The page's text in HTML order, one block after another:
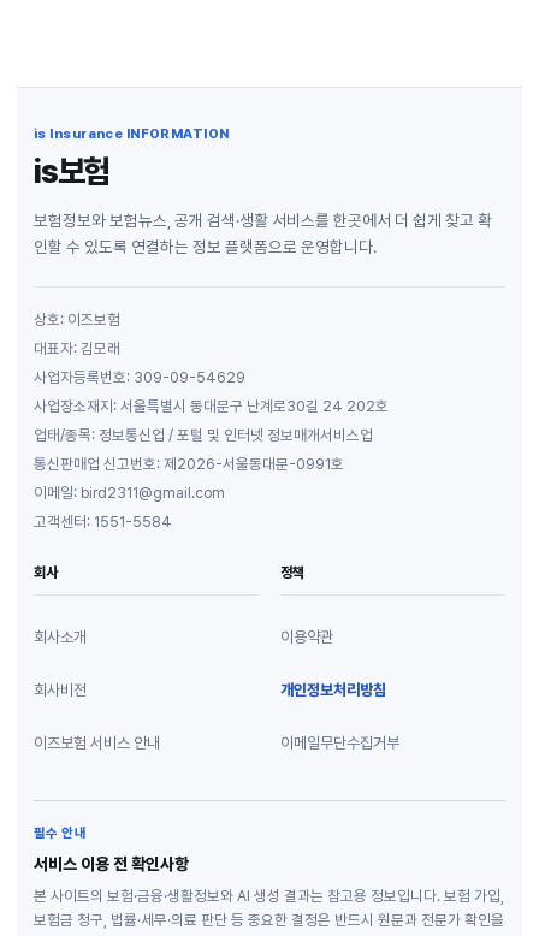
is Insurance INFORMATION
is보험
보험정보와 보험뉴스, 공개 검색·생활 서비스를 한곳에서 더 쉽게 찾고 확
인할 수 있도록 연결하는 정보 플랫폼으로 운영합니다.
상호: 이즈보험
대표자: 김모래
사업자등록번호: 309-09-54629
사업장소재지: 서울특별시 동대문구 난계로30길 24 202호
업태/종목: 정보통신업 / 포털 및 인터넷 정보매개서비스업
통신판매업 신고번호: 제2026-서울동대문-0991호
이메일: bird2311@gmail.com
고객센터: 1551-5584
회사
회사소개
회사비전
이즈보험 서비스 안내
정책
이용약관
개인정보처리방침
이메일무단수집거부
필수 안내
서비스 이용 전 확인사항
본 사이트의 보험·금융·생활정보와 AI 생성 결과는 참고용 정보입니다. 보험 가입,
보험금 청구, 법률·세무·의료 판단 등 중요한 결정은 반드시 원문과 전문가 확인을